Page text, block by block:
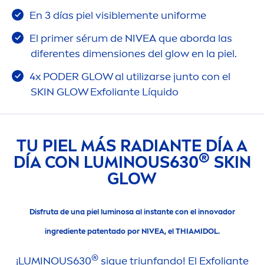
En 3 días piel visiblemente uniforme
El primer sérum de NIVEAque aborda las
diferentes dimensiones del glow en la piel.
4x PODER GLOW al utilizarse junto con el
SKIN GLOW Exfoliante Líquido
TU PIEL MÁS RADIANTE DÍA A
DÍA CON LUMINOUS630® SKIN
GLOW
Disfruta de una piel luminosa al instante con el innovador
ingrediente patentado por NIVEA, el THIAMIDOL.
¡LUMINOUS630®sigue triunfando! El Exfoliante